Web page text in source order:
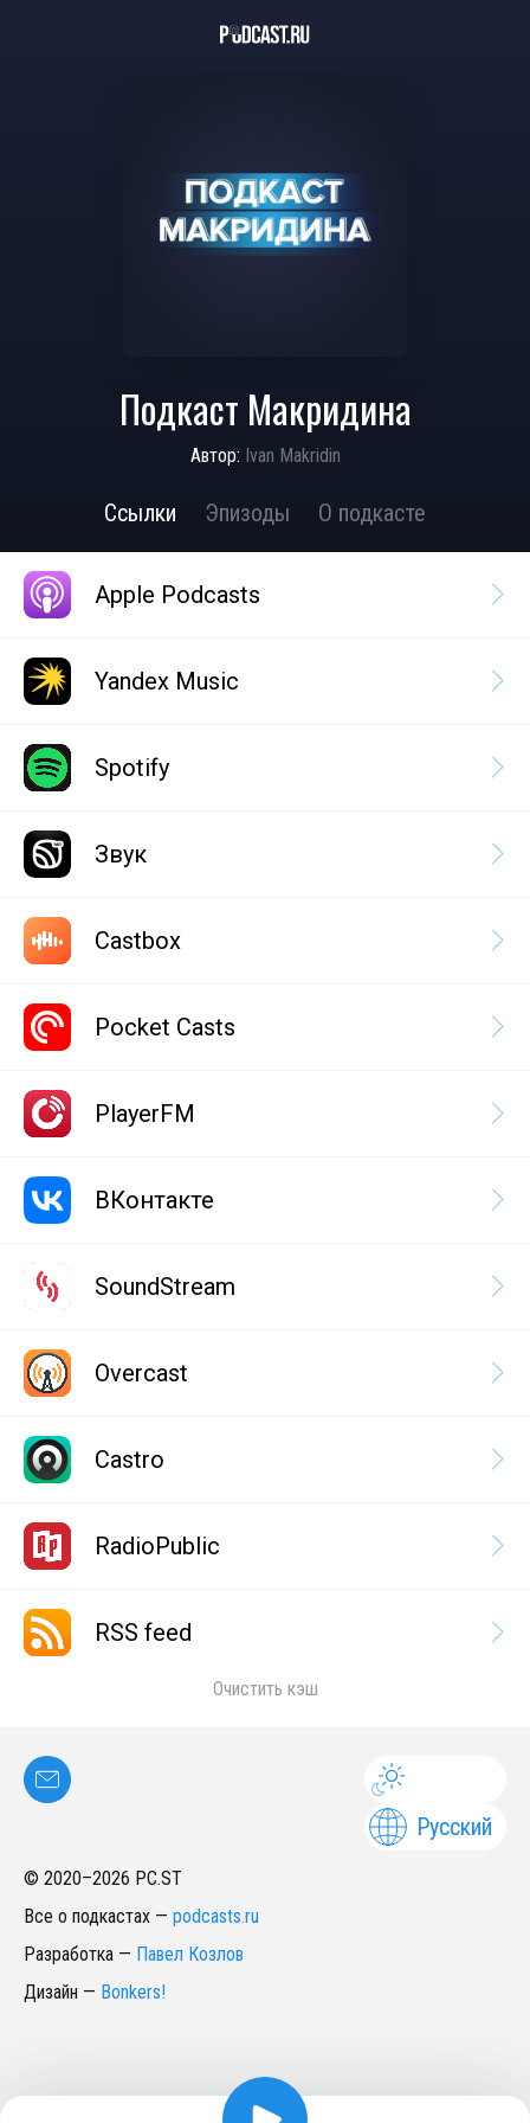
Подкаст Макридина
Автор: Ivan Makridin
Ссылки Эпизоды О подкасте
Apple Podcasts
Yandex Music
Spotify
Звук
Castbox
Pocket Casts
PlayerFM
ВКонтакте
SoundStream
Overcast
Castro
RadioPublic
RSS feed
Очистить кэш
Русский
© 2020–2026 PC.ST
Все о подкастах — podcasts.ru
Разработка — Павел Козлов
Дизайн — Bonkers!